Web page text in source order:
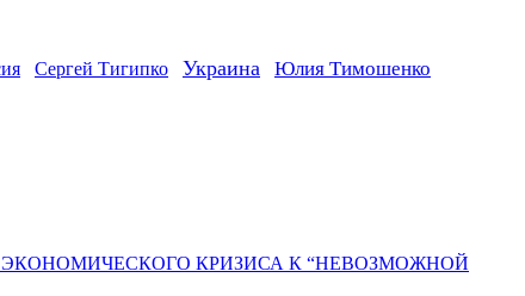
Сергей Тигипко Украина Юлия Тимошенко
КРИЗИСА К “НЕВОЗМОЖНОЙ